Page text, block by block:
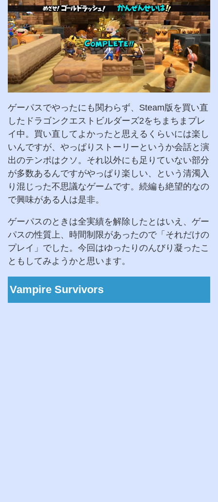
ゲーパスでやったにも関わらず、Steam版を買い直
したドラゴンクエストビルダーズ2をちまちまプレ
イ中。買い直してよかったと思えるくらいには楽し
いんですが、やっぱりストーリーというか会話と演
出のテンポはクソ。それ以外にも足りていない部分
が多数あるんですがやっぱり楽しい、という清濁入
り混じった不思議なゲームです。続編も絶望的なの
で興味がある人は是非。
ゲーパスのときは全実績を解除したとはいえ、ゲー
パスの性質上、時間制限があったので「それだけの
プレイ」でした。今回はゆったりのんびり凝ったこ
ともしてみようかと思います。
Vampire Survivors